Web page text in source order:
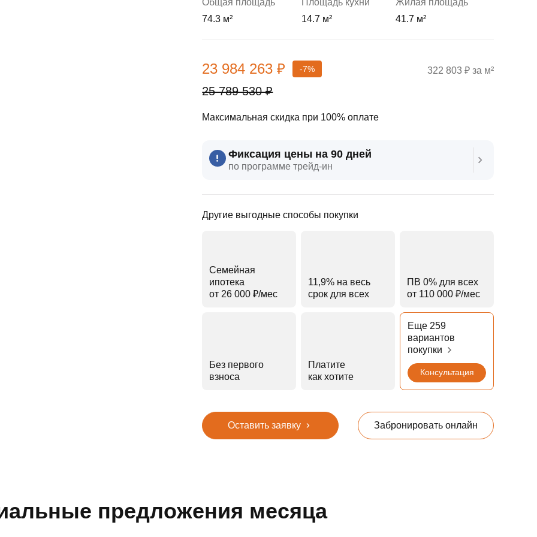
25 789 530 ₽
23 984 263 ₽ -7%
Максимальная скидка при 100% оплате
Фиксация цены на 90 дней
по программе трейд‑ин
Другие выгодные способы покупки
Семейная
ипотека
от 26 000 ₽⁠/⁠мес
11,9% на весь
срок для всех
ПВ 0% для всех
от 110 000 ₽⁠/⁠мес
Без первого
взноса
Платите
как хотите
Еще 259
вариантов
покупки
Консультация
322 803 ₽ за м²
Оставить заявку Забронировать онлайн
Общая площадь
74.3 м²
Площадь кухни
14.7 м²
Жилая площадь
41.7 м²
предложения месяца